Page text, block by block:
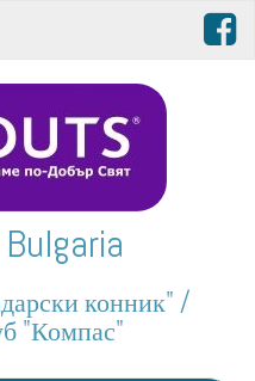
конник" /
"Компас"